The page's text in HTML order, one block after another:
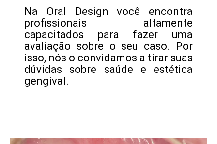
Na Oral Design você encontra
profissionais altamente
capacitados para fazer uma
avaliação sobre o seu caso. Por
isso, nós o convidamos a tirar suas
dúvidas sobre saúde e estética
gengival.